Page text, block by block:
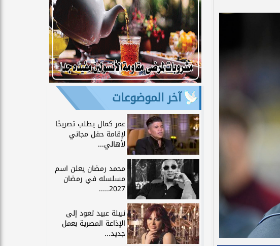
آخر الموضوعات
عمر كمال يطلب تصريحًا
لإقامة حفل مجاني
لأهالي...
محمد رمضان يعلن اسم
مسلسله في رمضان
2027.....
نبيلة عبيد تعود إلى
الإذاعة المصرية بعمل
جديد...